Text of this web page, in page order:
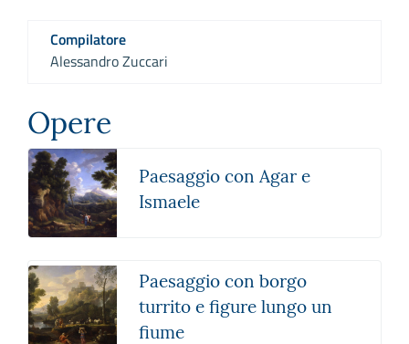
Compilatore
Alessandro Zuccari
Opere
Paesaggio con Agar e
Ismaele
Paesaggio con borgo
turrito e figure lungo un
fiume